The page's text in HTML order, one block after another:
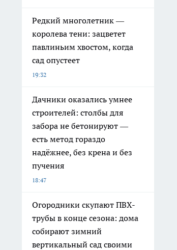
Редкий многолетник —
королева тени: зацветет
павлиньим хвостом, когда
сад опустеет
19:32
Дачники оказались умнее
строителей: столбы для
забора не бетонируют —
есть метод гораздо
надёжнее, без крена и без
пучения
18:47
Огородники скупают ПВХ-
трубы в конце сезона: дома
собирают зимний
вертикальный сад своими